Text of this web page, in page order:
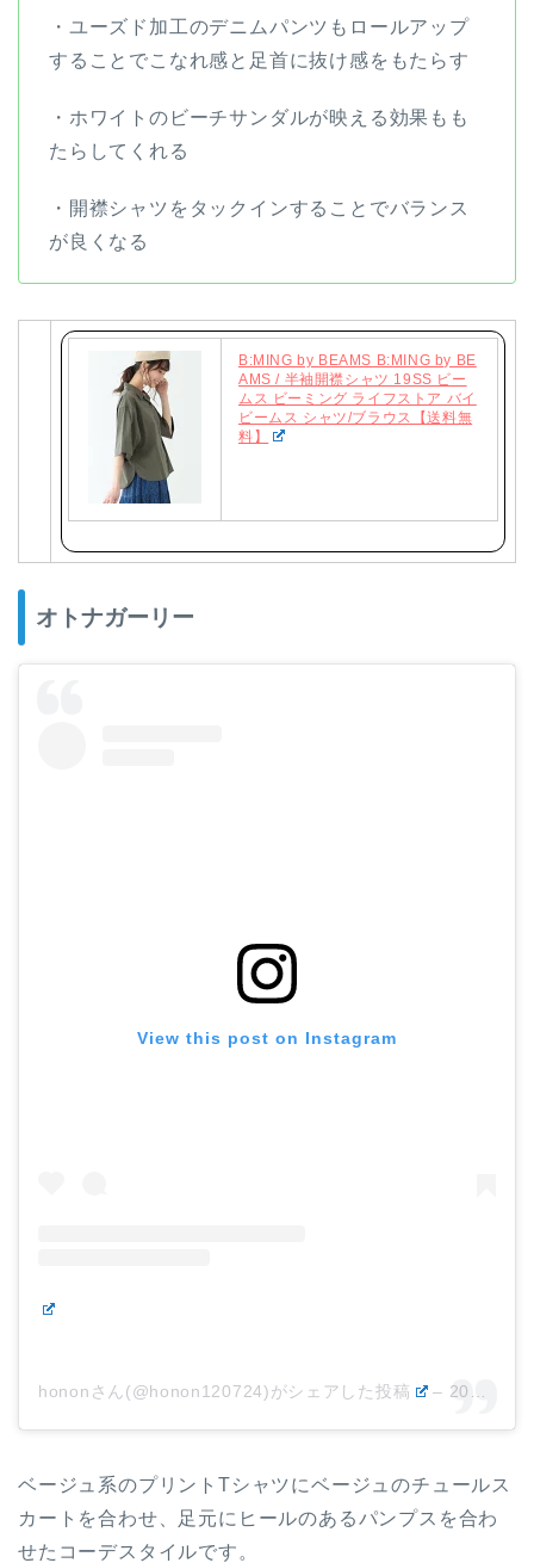
・ユーズド加工のデニムパンツもロールアップ
することでこなれ感と足首に抜け感をもたらす
・ホワイトのビーチサンダルが映える効果もも
たらしてくれる
・開襟シャツをタックインすることでバランス
が良くなる
B:MING by BEAMS B:MING by BE
AMS / 半袖開襟シャツ 19SS ビー
ムス ビーミング ライフストア バイ
ビームス シャツ/ブラウス【送料無
料】
オトナガーリー
View this post on Instagram
hononさん(@honon120724)がシェアした投稿 – 2019年 5月月4日午前3時09分PDT
ベージュ系のプリントTシャツにベージュのチュールス
カートを合わせ、足元にヒールのあるパンプスを合わ
せたコーデスタイルです。